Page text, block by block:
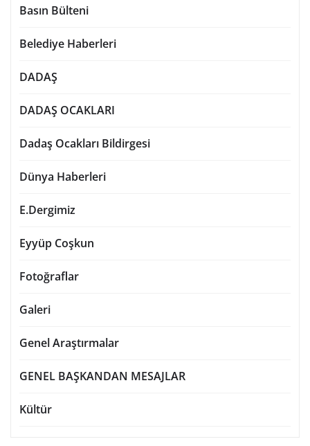
Basın Bülteni
Belediye Haberleri
DADAŞ
DADAŞ OCAKLARI
Dadaş Ocakları Bildirgesi
Dünya Haberleri
E.Dergimiz
Eyyüp Coşkun
Fotoğraflar
Galeri
Genel Araştırmalar
GENEL BAŞKANDAN MESAJLAR
Kültür